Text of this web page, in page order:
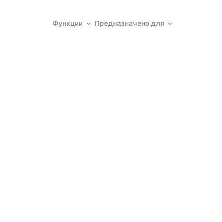
Функции Предназначено для